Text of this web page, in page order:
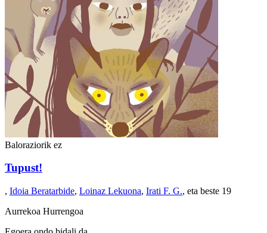
Baloraziorik ez
Tupust!
, Idoia Beratarbide, Loinaz Lekuona, Irati F. G., eta beste 19
Aurrekoa Hurrengoa